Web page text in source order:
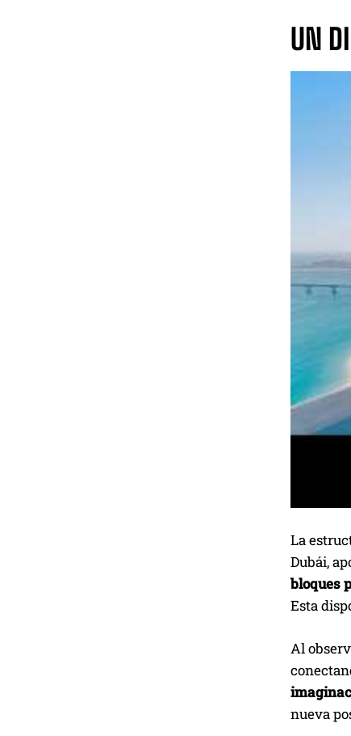
UN
La
Dubái,
bloques
Esta
Al
nueva